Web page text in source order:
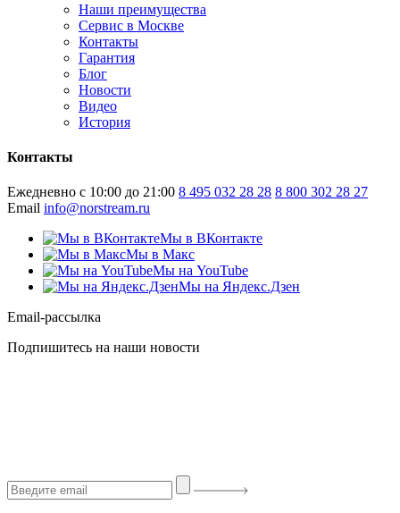
Наши преимущества
Сервис в Москве
Контакты
Гарантия
Блог
Новости
Видео
История
Контакты
Ежедневно с 10:00 до 21:00 8 495 032 28 28 8 800 302 28 27
Email info@norstream.ru
Мы в ВКонтакте
Мы в Макс
Мы на YouTube
Мы на Яндекс.Дзен
Email-рассылка
Подпишитесь на наши новости